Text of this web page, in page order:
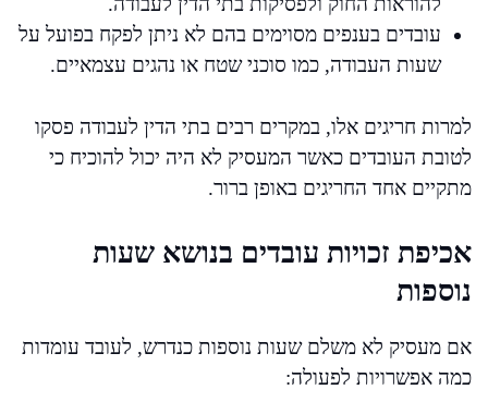
עובדים בענפים מסוימים בהם לא ניתן לפקח בפועל על
שעות העבודה, כמו סוכני שטח או נהגים עצמאיים.
למרות חריגים אלו, במקרים רבים בתי הדין לעבודה פסקו
לטובת העובדים כאשר המעסיק לא היה יכול להוכיח כי
מתקיים אחד החריגים באופן ברור.
אכיפת זכויות עובדים בנושא שעות
נוספות
אם מעסיק לא משלם שעות נוספות כנדרש, לעובד עומדות
כמה אפשרויות לפעולה: